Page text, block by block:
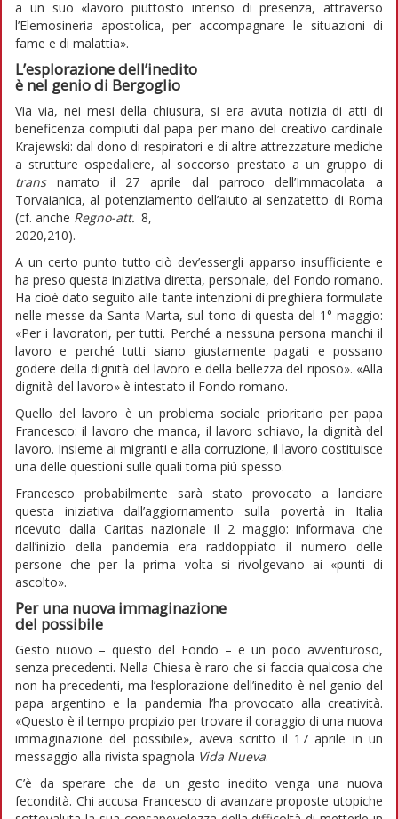
a un suo «lavoro piuttosto intenso di presenza, attraverso
l’Elemosineria apostolica, per accompagnare le situazioni di
fame e di malattia».
L’esplorazione dell’inedito
è nel genio di Bergoglio
Via via, nei mesi della chiusura, si era avuta notizia di atti di
beneficenza compiuti dal papa per mano del creativo cardinale
Krajewski: dal dono di respiratori e di altre attrezzature mediche
a strutture ospedaliere, al soccorso prestato a un gruppo di
transnarrato il 27 aprile dal parroco dell’Immacolata a
Torvaianica, al potenziamento dell’aiuto ai senzatetto di Roma
(cf. anche Regno-att. 8,
2020,210).
A un certo punto tutto ciò dev’essergli apparso insufficiente e
ha preso questa iniziativa diretta, personale, del Fondo romano.
Ha cioè dato seguito alle tante intenzioni di preghiera formulate
nelle messe da Santa Marta, sul tono di questa del 1° maggio:
«Per i lavoratori, per tutti. Perché a nessuna persona manchi il
lavoro e perché tutti siano giustamente pagati e possano
godere della dignità del lavoro e della bellezza del riposo». «Alla
dignità del lavoro» è intestato il Fondo romano.
Quello del lavoro è un problema sociale prioritario per papa
Francesco: il lavoro che manca, il lavoro schiavo, la dignità del
lavoro. Insieme ai migranti e alla corruzione, il lavoro costituisce
una delle questioni sulle quali torna più spesso.
Francesco probabilmente sarà stato provocato a lanciare
questa iniziativa dall’aggiornamento sulla povertà in Italia
ricevuto dalla Caritas nazionale il 2 maggio: informava che
dall’inizio della pandemia era raddoppiato il numero delle
persone che per la prima volta si rivolgevano ai «punti di
ascolto».
Per una nuova immaginazione
del possibile
Gesto nuovo – questo del Fondo – e un poco avventuroso,
senza precedenti. Nella Chiesa è raro che si faccia qualcosa che
non ha precedenti, ma l’esplorazione dell’inedito è nel genio del
papa argentino e la pandemia l’ha provocato alla creatività.
«Questo è il tempo propizio per trovare il coraggio di una nuova
immaginazione del possibile», aveva scritto il 17 aprile in un
messaggio alla rivista spagnola Vida Nueva.
C’è da sperare che da un gesto inedito venga una nuova
fecondità. Chi accusa Francesco di avanzare proposte utopiche